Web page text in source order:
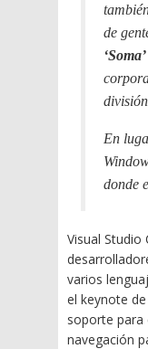
de
En
donde
Visual Studio
varios
el keynote
soporte para
navegación